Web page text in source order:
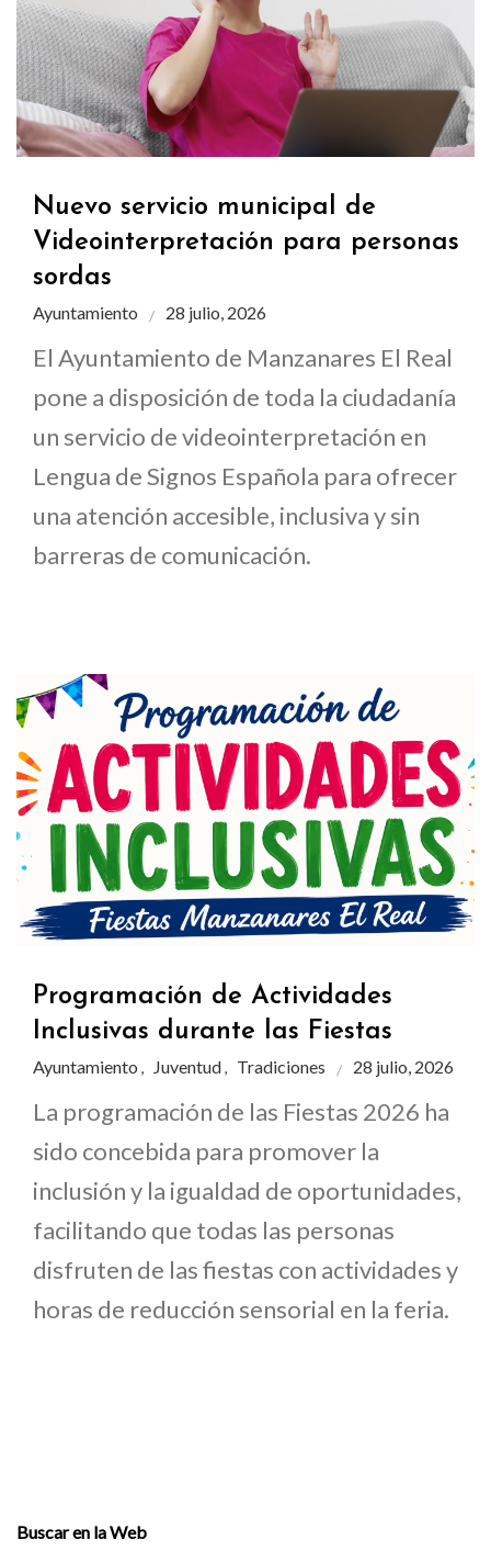
Nuevo servicio municipal de
Videointerpretación para personas
sordas
Ayuntamiento 28 julio, 2026
El Ayuntamiento de Manzanares El Real
pone a disposición de toda la ciudadanía
un servicio de videointerpretación en
Lengua de Signos Española para ofrecer
una atención accesible, inclusiva y sin
barreras de comunicación.
Programación de Actividades
Inclusivas durante las Fiestas
Ayuntamiento , Juventud, Tradiciones 28 julio, 2026
La programación de las Fiestas 2026 ha
sido concebida para promover la
inclusión y la igualdad de oportunidades,
facilitando que todas las personas
disfruten de las fiestas con actividades y
horas de reducción sensorial en la feria.
Buscar en la Web